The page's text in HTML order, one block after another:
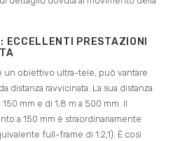
ECCELLENTI PRESTAZIONI
un obiettivo ultra-tele, può vantare
distanza ravvicinata. La sua distanza
mm e di 1,8 m a 500 mm. Il
a 150 mm è straordinariamente
full-frame di 1:2,1). È così